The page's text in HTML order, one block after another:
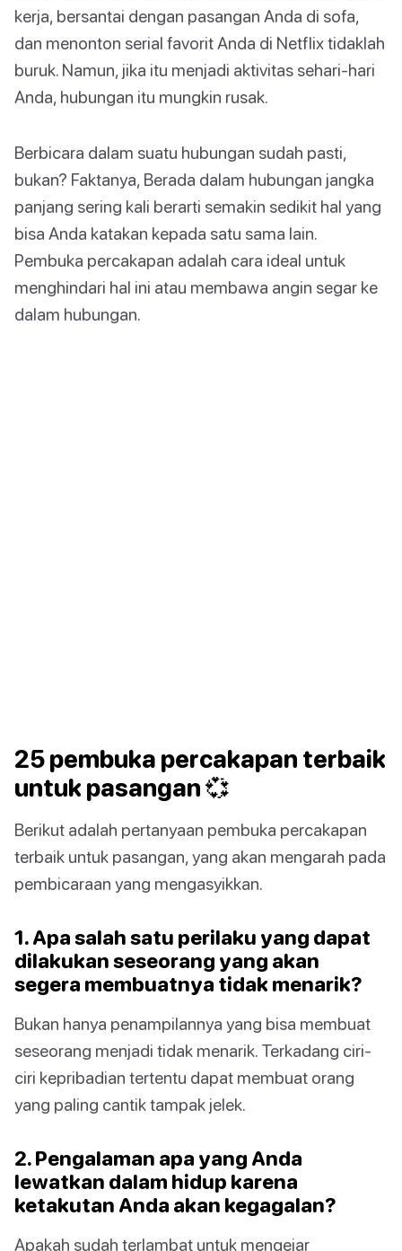
kerja, bersantai dengan pasangan Anda di sofa,
dan menonton serial favorit Anda di Netflix tidaklah
buruk. Namun, jika itu menjadi aktivitas sehari-hari
Anda, hubungan itu mungkin rusak.
Berbicara dalam suatu hubungan sudah pasti,
bukan? Faktanya, Berada dalam hubungan jangka
panjang sering kali berarti semakin sedikit hal yang
bisa Anda katakan kepada satu sama lain.
Pembuka percakapan adalah cara ideal untuk
menghindari hal ini atau membawa angin segar ke
dalam hubungan.
25 pembuka percakapan terbaik
untuk pasangan 💞
Berikut adalah pertanyaan pembuka percakapan
terbaik untuk pasangan, yang akan mengarah pada
pembicaraan yang mengasyikkan.
1. Apa salah satu perilaku yang dapat
dilakukan seseorang yang akan
segera membuatnya tidak menarik?
Bukan hanya penampilannya yang bisa membuat
seseorang menjadi tidak menarik. Terkadang ciri-
ciri kepribadian tertentu dapat membuat orang
yang paling cantik tampak jelek.
2. Pengalaman apa yang Anda
lewatkan dalam hidup karena
ketakutan Anda akan kegagalan?
Apakah sudah terlambat untuk mengejar